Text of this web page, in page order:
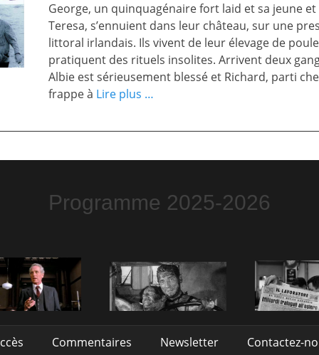
George, un quinquagénaire fort laid et sa jeune
Teresa, s’ennuient dans leur château, sur une
littoral irlandais. Ils vivent de leur élevage de
pratiquent des rituels insolites. Arrivent deux
Albie est sérieusement blessé et Richard, parti
frappe à Lire plus …
Programme 2025-2026
Commentaires Newsletter Contactez-